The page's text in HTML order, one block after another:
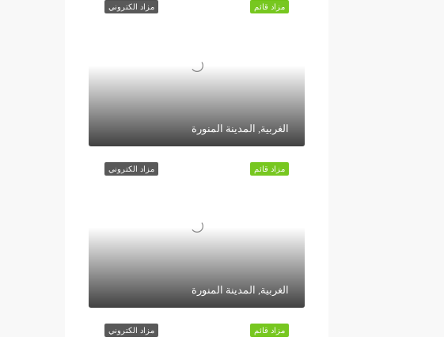
مزاد الكتروني مزاد قائم
الغربية, المدينة المنورة
مزاد الكتروني مزاد قائم
الغربية, المدينة المنورة
مزاد الكتروني مزاد قائم